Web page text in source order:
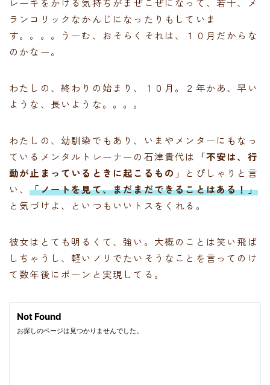
ランコリックなかんじになったりもしていま
す。。。。うーむ、おそらくそれは、１０月だからな
のかなー。
わたしの、終わりの始まり、１０月。２年かあ、早い
ような、長いような。。。。
わたしの、幼馴染でもあり、いまやメンターにもなっ
ているメンタルトレーナーの石津貴代は
「不安は、行
動が止まっているときに起こるもの」
とぴしゃりと言
い、「ノートを見て、まだまだできることはある！」
と気づけよ、といつもいいトスをくれる。
彼女はとても明るくて、強い。大概のことは笑い飛ば
しちゃうし、軽いノリでたいそうなことを言ってのけ
て数年後にポーンと実現してる。